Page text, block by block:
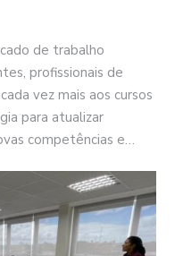
de trabalho
profissionais de
vez mais aos cursos
para atualizar
competências e…